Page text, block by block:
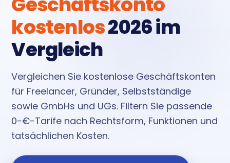
kostenlos2026 im
Vergleich
Vergleichen Sie kostenlose Geschäftskonten
für Freelancer, Gründer, Selbstständige
sowie GmbHs und UGs. Filtern Sie passende
0-€-Tarife nach Rechtsform, Funktionen und
tatsächlichen Kosten.